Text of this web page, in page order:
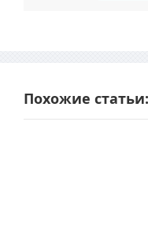
Похожие статьи: